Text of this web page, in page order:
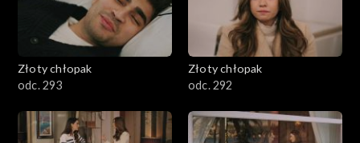
Złoty chłopak
odc. 293
Złoty chłopak
odc. 292